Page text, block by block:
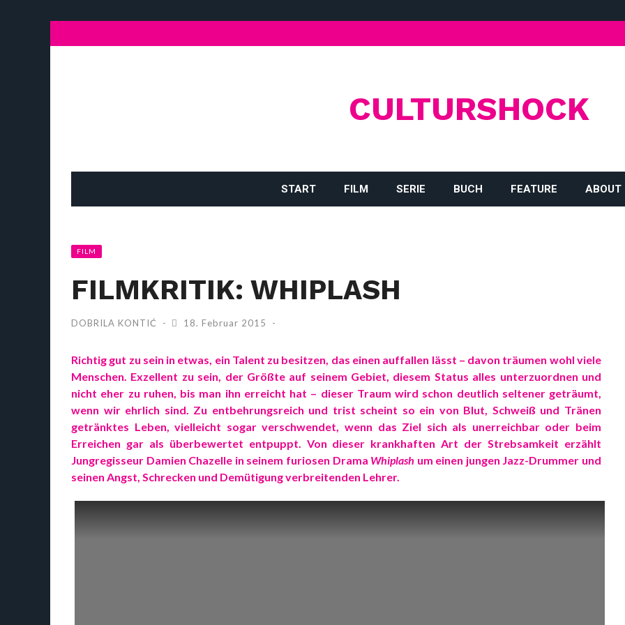
CULTURSHOCK
START FILM SERIE BUCH FEATURE ABOUT
FILM
FILMKRITIK: WHIPLASH
DOBRILA KONTIĆ 18. Februar 2015
Richtig gut zu sein in etwas, ein Talent zu besitzen, das einen auffallen lässt – davon träumen wohl viele
Menschen. Exzellent zu sein, der Größte auf seinem Gebiet, diesem Status alles unterzuordnen und
nicht eher zu ruhen, bis man ihn erreicht hat – dieser Traum wird schon deutlich seltener geträumt,
wenn wir ehrlich sind. Zu entbehrungsreich und trist scheint so ein von Blut, Schweiß und Tränen
getränktes Leben, vielleicht sogar verschwendet, wenn das Ziel sich als unerreichbar oder beim
Erreichen gar als überbewertet entpuppt. Von dieser krankhaften Art der Strebsamkeit erzählt
Jungregisseur Damien Chazelle in seinem furiosen Drama Whiplash um einen jungen Jazz-Drummer und
seinen Angst, Schrecken und Demütigung verbreitenden Lehrer.